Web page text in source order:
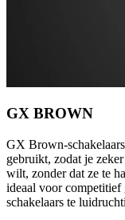
GX BROWN
GX Brown-
gebruikt, zodat je
wilt, zonder dat ze te
ideaal voor competitief
schakelaars te